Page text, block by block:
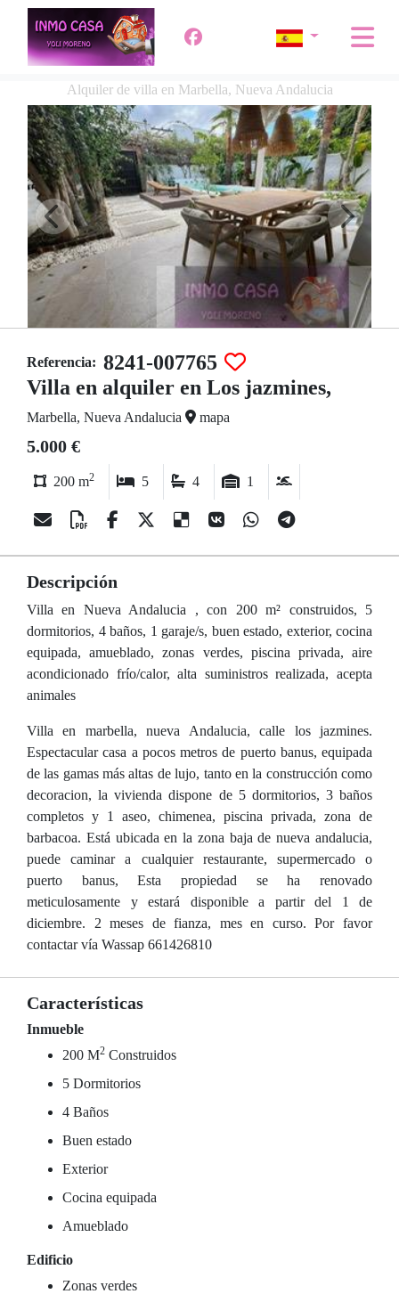
Alquiler de villa en Marbella, Nueva Andalucia
Referencia: 8241-007765
Villa en alquiler en Los jazmines,
Marbella, Nueva Andalucia mapa
5.000 €
200 m2 5 4 1
Descripción
Villa en Nueva Andalucia , con 200 m² construidos, 5
dormitorios, 4 baños, 1 garaje/s, buen estado, exterior, cocina
equipada, amueblado, zonas verdes, piscina privada, aire
acondicionado frío/calor, alta suministros realizada, acepta
animales
Villa en marbella, nueva Andalucia, calle los jazmines.
Espectacular casa a pocos metros de puerto banus, equipada
de las gamas más altas de lujo, tanto en la construcción como
decoracion, la vivienda dispone de 5 dormitorios, 3 baños
completos y 1 aseo, chimenea, piscina privada, zona de
barbacoa. Está ubicada en la zona baja de nueva andalucia,
puede caminar a cualquier restaurante, supermercado o
puerto banus, Esta propiedad se ha renovado
meticulosamente y estará disponible a partir del 1 de
diciembre. 2 meses de fianza, mes en curso. Por favor
contactar vía Wassap 661426810
Características
Inmueble
200 M2 Construidos
5 Dormitorios
4 Baños
Buen estado
Exterior
Cocina equipada
Amueblado
Edificio
Zonas verdes